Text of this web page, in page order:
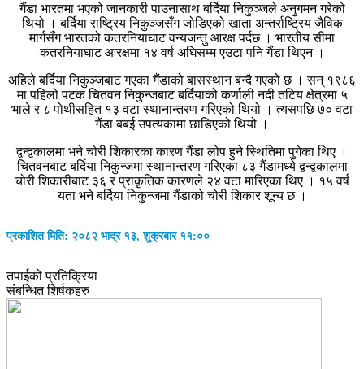
गैंडा भारतमा भएको जानकारी पाउनासाथ बर्दिया निकुञ्जले अनुगमन गरेको
थियो । बर्दिया राष्ट्रिय निकुञ्जसँग जोडिएको खाता अन्तर्राष्ट्रिय जैविक
मार्गसँग भारतको कतरनियाघाट वन्यजन्तु आरक्ष पर्दछ । भारतीय सीमा
कतरनियाघाट आरक्षमा १४ वर्ष अघिसम्म एउटा पनि गैंडा थिएन ।
अहिले बर्दिया निकुञ्जबाट गएका गैंडाको बासस्थान बन्दै गएको छ । सन् १९८६
मा पहिलो पटक चितवन निकुन्जबाट बर्दियाको कर्णाली नदी तटिय क्षेत्रमा ५
भाले र ८ पोथीसहित १३ वटा स्थानान्तरण गरिएको थियो । त्यसपछि ७० वटा
गैंडा बबई उपत्यकामा छाडिएको थियो ।
द्वन्द्वकालमा भने चोरी शिकारका कारण गैंडा लोप हुने स्थितिमा पुगेका थिए ।
चितवनबाट बर्दिया निकुन्जमा स्थानान्तरण गरिएका ८३ गैंडामध्ये द्वन्द्वकालमा
चोरी शिकारीबाट ३६ र प्राकृतिक कारणले २४ वटा मारिएका थिए । १५ वर्ष
यता भने बर्दिया निकुन्जमा गैंडाको चोरी शिकार शून्य छ ।
प्रकाशित मिति: २०८२ भाद्र १३, शुक्रबार ११:००
तपाईको प्रतिक्रिया
संबन्धित शिर्षकहरु